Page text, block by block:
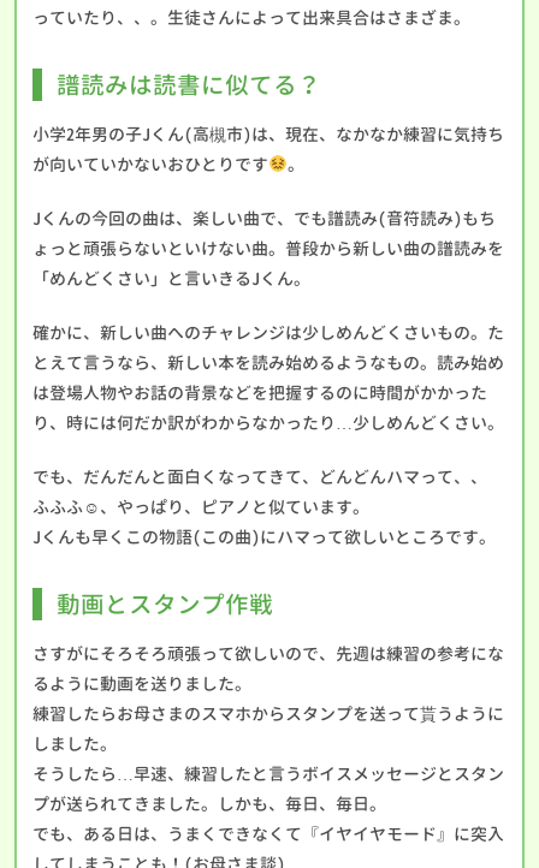
っていたり、、。生徒さんによって出来具合はさまざま。
譜読みは読書に似てる？
小学2年男の子Jくん(高槻市)は、現在、なかなか練習に気持ち
が向いていかないおひとりです
。
Jくんの今回の曲は、楽しい曲で、でも譜読み(音符読み)もち
ょっと頑張らないといけない曲。普段から新しい曲の譜読みを
「めんどくさい」と言いきるJくん。
確かに、新しい曲へのチャレンジは少しめんどくさいもの。た
とえて言うなら、新しい本を読み始めるようなもの。読み始め
は登場人物やお話の背景などを把握するのに時間がかかった
り、時には何だか訳がわからなかったり…少しめんどくさい。
でも、だんだんと面白くなってきて、どんどんハマって、、
ふふふ☺、やっぱり、ピアノと似ています。
Jくんも早くこの物語(この曲)にハマって欲しいところです。
動画とスタンプ作戦
さすがにそろそろ頑張って欲しいので、先週は練習の参考にな
るように動画を送りました。
練習したらお母さまのスマホからスタンプを送って貰うように
しました。
そうしたら…早速、練習したと言うボイスメッセージとスタン
プが送られてきました。しかも、毎日、毎日。
でも、ある日は、うまくできなくて『イヤイヤモード』に突入